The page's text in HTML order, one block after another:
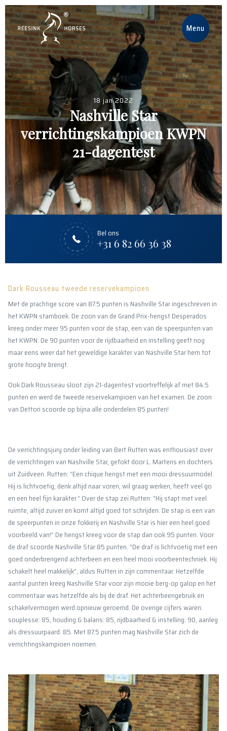
Menu
NL
Home
Paarden
Hengsten
Nieuws
Over ons
Contact
18 jan 2022
Nashville Star
verrichtingskampioen KWPN
21-dagentest
Bel ons
+31 6 82 66 36 38
Dark Rousseau tweede reservekampioen
Met de prachtige score van 87.5 punten is Nashville Star ingeschreven in
het KWPN stamboek. De zoon van de Grand Prix-hengst Desperados
kreeg onder meer 95 punten voor de stap, een van de speerpunten van
het KWPN. De 90 punten voor de rijdbaarheid en instelling geeft nog
maar eens weer dat het geweldige karakter van Nashville Star hem tot
grote hoogte brengt.
Ook Dark Rousseau sloot zijn 21-dagentest voortreffelijk af met 84.5
punten en werd de tweede reservekampioen van het examen. De zoon
van Dettori scoorde op bijna alle onderdelen 85 punten!
De verrichtingsjury onder leiding van Bert Rutten was enthousiast over
de verrichtingen van Nashville Star, gefokt door L. Martens en dochters
uit Zuidveen. Rutten: “Een chique hengst met een mooi dressuurmodel.
Hij is lichtvoetig, denk altijd naar voren, wil graag werken, heeft veel go
en een heel fijn karakter.” Over de stap zei Rutten: “Hij stapt met veel
ruimte, altijd zuiver en komt altijd goed tot schrijden. De stap is een van
de speerpunten in onze fokkerij en Nashville Star is hier een heel goed
voorbeeld van!” De hengst kreeg voor de stap dan ook 95 punten. Voor
de draf scoorde Nashville Star 85 punten. “De draf is lichtvoetig met een
goed onderbrengend achterbeen en een heel mooi voorbeentechniek. Hij
schakelt heel makkelijk”, aldus Rutten in zijn commentaar. Hetzelfde
aantal punten kreeg Nashville Star voor zijn mooie berg-op galop en het
commentaar was hetzelfde als bij de draf. Het achterbeengebruik en
schakelvermogen werd opnieuw geroemd. De overige cijfers waren:
souplesse: 85, houding & balans: 85, rijdbaarheid & instelling: 90, aanleg
als dressuurpaard: 85. Met 87.5 punten mag Nashville Star zich de
verrichtingskampioen noemen.